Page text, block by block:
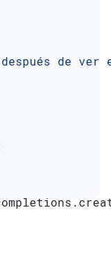
de ver